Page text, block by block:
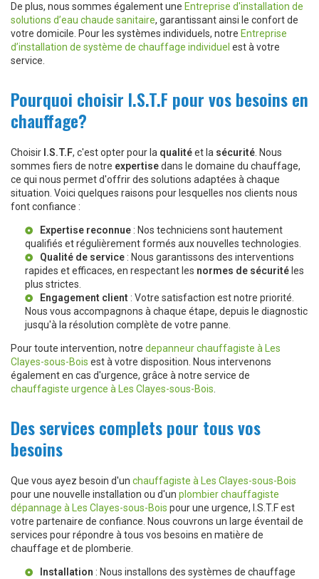
De plus, nous sommes également une Entreprise d'installation de
solutions d’eau chaude sanitaire, garantissant ainsi le confort de
votre domicile. Pour les systèmes individuels, notre Entreprise
d’installation de système de chauffage individuel est à votre
service.
Pourquoi choisir I.S.T.F pour vos besoins en
chauffage?
Choisir I.S.T.F, c'est opter pour la qualitéet la sécurité . Nous
sommes fiers de notre expertisedans le domaine du chauffage,
ce qui nous permet d'offrir des solutions adaptées à chaque
situation. Voici quelques raisons pour lesquelles nos clients nous
font confiance :
Expertise reconnue : Nos techniciens sont hautement
qualifiés et régulièrement formés aux nouvelles technologies.
Qualité de service : Nous garantissons des interventions
rapides et efficaces, en respectant les normes de sécurité les
plus strictes.
Engagement client : Votre satisfaction est notre priorité.
Nous vous accompagnons à chaque étape, depuis le diagnostic
jusqu'à la résolution complète de votre panne.
Pour toute intervention, notre depanneur chauffagiste à Les
Clayes-sous-Bois est à votre disposition. Nous intervenons
également en cas d'urgence, grâce à notre service de
chauffagiste urgence à Les Clayes-sous-Bois
Des services complets pour tous vos
besoins
Que vous ayez besoin d'un chauffagiste à Les Clayes-sous-Bois
pour une nouvelle installation ou d'un plombier chauffagiste
dépannage à Les Clayes-sous-Bois pour une urgence, I.S.T.F est
votre partenaire de confiance. Nous couvrons un large éventail de
services pour répondre à tous vos besoins en matière de
chauffage et de plomberie.
Installation : Nous installons des systèmes de chauffage